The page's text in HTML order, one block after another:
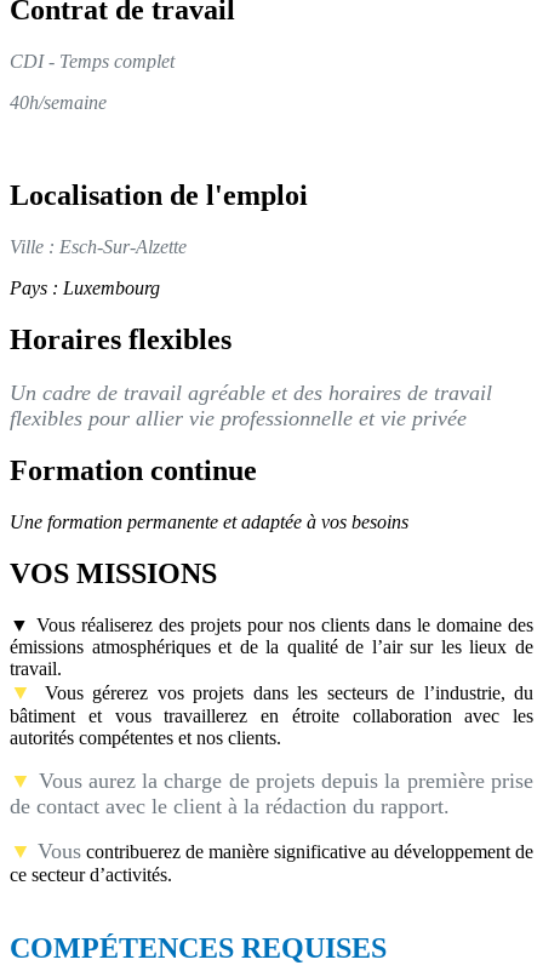
​Contrat de travail
CDI - Temps complet
40h/semaine
Localisation de l'emploi
Ville : Esch-Sur-Alzette
Pays : Luxembourg
Horaires flexibles
Un cadre de travail agréable et des horaires de travail
flexibles pour allier vie professionnelle et vie privée
Formation continue
Une formation permanente et adaptée à vos besoins
VOS MISSIONS
▼ Vous réaliserez des projets pour nos clients dans le domaine des
émissions atmosphériques et de la qualité de l’air sur les lieux de
travail.
▼
Vous gérerez vos projets dans les secteurs de l’industrie, du
bâtiment et vous travaillerez en étroite collaboration avec les
autorités compétentes et nos clients.
▼ Vous aurez la charge de projets depuis la première prise
de contact avec le client à la rédaction du rapport.
▼ Vous contribuerez de manière significative au développement de
ce secteur d’activités.
COMPÉTENCES REQUISES